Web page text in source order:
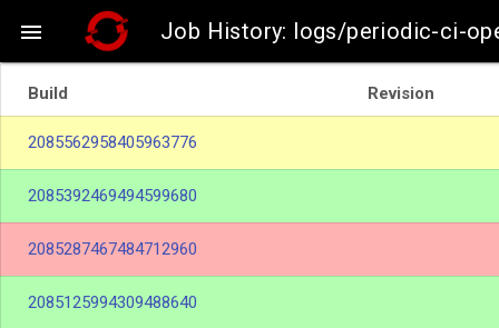
 Job History: logs/periodic-ci-
Build Revision
2085562958405963776
2085392469494599680
2085287467484712960
2085125994309488640